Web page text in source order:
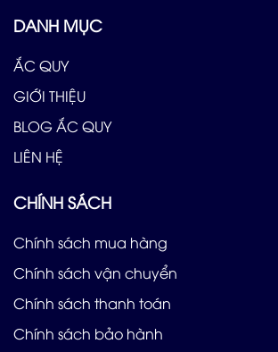
DANH MỤC
ẮC QUY
GIỚI THIỆU
BLOG ẮC QUY
LIÊN HỆ
CHÍNH SÁCH
Chính sách mua hàng
Chính sách vận chuyển
Chính sách thanh toán
Chính sách bảo hành